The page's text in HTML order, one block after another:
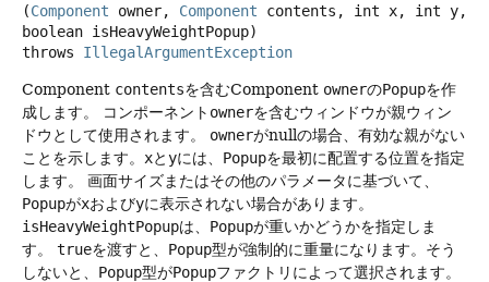
(Component owner, Component contents, int x, int y,
boolean isHeavyWeightPopup)
throws IllegalArgumentException
Component contentsを含むComponent ownerのPopupを作
成します。
コンポーネント ownerを含むウィンドウが親ウィン
ドウとして使用されます。
ownerがnullの場合、有効な親がない
ことを示します。 xとyには、 Popupを最初に配置する位置を指定
します。
画面サイズまたはその他のパラメータに基づいて、
Popupがxおよびyに表示されない場合があります。
isHeavyWeightPopupは、 Popupが重いかどうかを指定しま
す。
trueを渡すと、 Popup型が強制的に重量になります。そう
しないと、 Popup型がPopupファクトリによって選択されます。